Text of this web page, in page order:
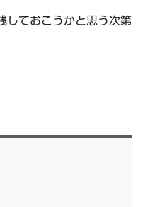
しておこうかと思う次第